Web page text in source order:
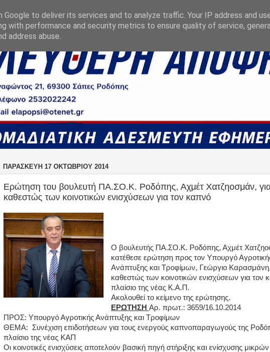
ΠΑΡΑΣΚΕΥΉ 17 ΟΚΤΩΒΡΊΟΥ 2014
Ερώτηση του βουλευτή ΠΑ.ΣΟ.Κ. Ροδόπης, Αχμέτ Χατζηοσμάν,
καθεστώς των κοινοτικών ενισχύσεων για τον καπνό
Ο βουλευτής ΠΑ.ΣΟ.Κ. Ροδόπης, Αχμέτ
κατέθεσε ερώτηση προς τον Υπουργό
Ανάπτυξης και Τροφίμων, Γεώργιο
καθεστώς των κοινοτικών ενισχύσεων για τον
πλαίσιο της νέας Κ.Α.Π.
Ακολουθεί το κείμενο της ερώτησης.
ΕΡΩΤΗΣΗ Αρ. πρωτ.: 3659/16.10.2014
ΠΡΟΣ: Υπουργό Αγροτικής Ανάπτυξης και Τροφίμων
ΘΕΜΑ:
Συνέχιση επιδοτήσεων για τους ενεργούς καπνοπαραγωγούς της
πλαίσιο της νέας ΚΑΠ
Οι κοινοτικές ενισχύσεις αποτελούν βασική πηγή στήριξης και ενίσχυσης μικρών
to deliver its services and to analyze traffic. Your IP address and
with performance and security metrics to ensure quality of service,
address abuse.